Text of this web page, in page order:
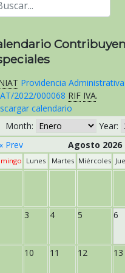
Providencia Administrativa
2022/000068 RIF IVA.
calendario
Month:
Year:
« Prev
Agosto 2026
Lunes Martes Miércoles
3 4 5 6
10 11 12 13